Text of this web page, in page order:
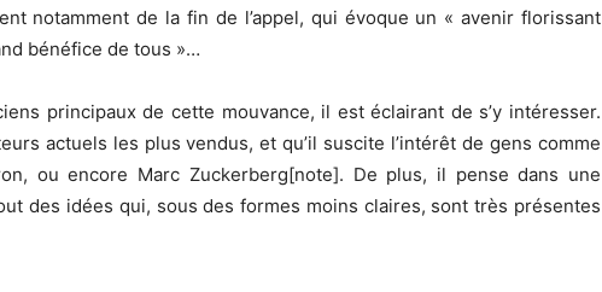
notamment de la fin de l’appel, qui évoque un « avenir florissant
bénéfice de tous »…
principaux de cette mouvance, il est éclairant de s’y intéresser.
actuels les plus vendus, et qu’il suscite l’intérêt de gens comme
ou encore Marc Zuckerberg[note]. De plus, il pense dans une
des idées qui, sous des formes moins claires, sont très présentes